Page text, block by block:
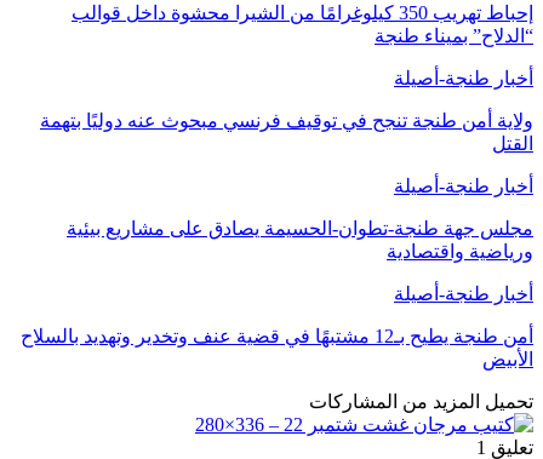
إحباط تهريب 350 كيلوغرامًا من الشيرا محشوة داخل قوالب
“الدلاح” بميناء طنجة
أخبار طنجة-أصيلة
ولاية أمن طنجة تنجح في توقيف فرنسي مبحوث عنه دوليًا بتهمة
القتل
أخبار طنجة-أصيلة
مجلس جهة طنجة-تطوان-الحسيمة يصادق على مشاريع بيئية
ورياضية واقتصادية
أخبار طنجة-أصيلة
أمن طنجة يطيح بـ12 مشتبهًا في قضية عنف وتخدير وتهديد بالسلاح
الأبيض
تحميل المزيد من المشاركات
تعليق 1